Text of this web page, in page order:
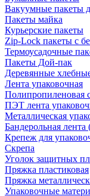
Вакуумные пакеты
Пакеты майка
Курьерские пакеты
Zip-Lock пакеты с
Термоусадочные
Пакеты Дой-пак
Деревянные
Лента упаковочная
Полипропиленовая
ПЭТ лента
Металлическая
Бандерольная
Крепеж для
Скрепа
Уголок защитных
Пряжка пластиковая
Пряжка
Упаковочные